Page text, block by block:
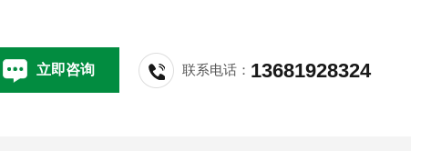
立即咨询 联系电话： 13681928324